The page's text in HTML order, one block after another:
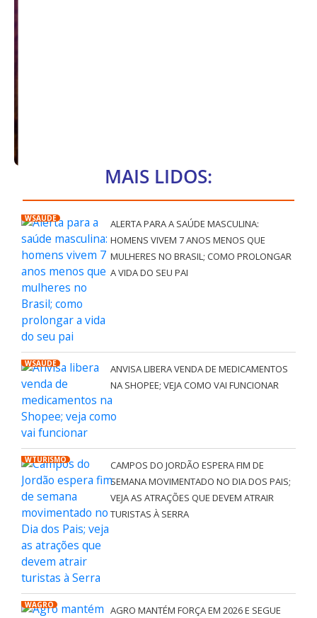
MAIS LIDOS:
WSAÚDE
ALERTA PARA A SAÚDE MASCULINA:
HOMENS VIVEM 7 ANOS MENOS QUE
MULHERES NO BRASIL; COMO PROLONGAR
A VIDA DO SEU PAI
WSAÚDE
ANVISA LIBERA VENDA DE MEDICAMENTOS
NA SHOPEE; VEJA COMO VAI FUNCIONAR
WTURISMO
CAMPOS DO JORDÃO ESPERA FIM DE
SEMANA MOVIMENTADO NO DIA DOS PAIS;
VEJA AS ATRAÇÕES QUE DEVEM ATRAIR
TURISTAS À SERRA
WAGRO
AGRO MANTÉM FORÇA EM 2026 E SEGUE